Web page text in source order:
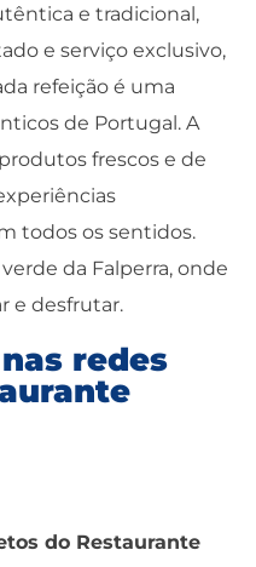
e tradicional,
e serviço exclusivo,
refeição é uma
de Portugal. A
frescos e de
todos os sentidos.
da Falperra, onde
e desfrutar.
redes
do Restaurante